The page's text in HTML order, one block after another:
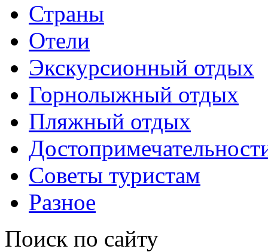
Страны
Отели
Экскурсионный отдых
Горнолыжный отдых
Пляжный отдых
Советы туристам
Разное
Поиск по сайту